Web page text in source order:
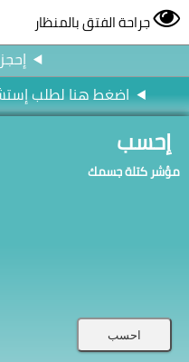
جراحة الفتق بالمنظار
اضغط هنا لطلب
إحسب
مؤشر كتلة جسمك